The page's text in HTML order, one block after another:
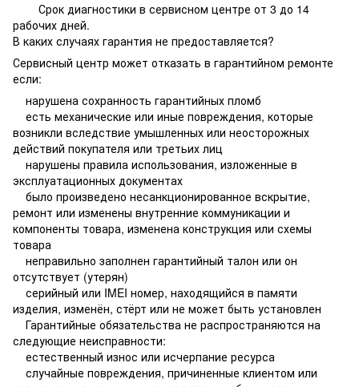
Срок диагностики в сервисном центре от 3 до 14
рабочих дней.
В каких случаях гарантия не предоставляется?
Сервисный центр может отказать в гарантийном ремонте
если:
нарушена сохранность гарантийных пломб
есть механические или иные повреждения, которые
возникли вследствие умышленных или неосторожных
действий покупателя или третьих лиц
нарушены правила использования, изложенные в
эксплуатационных документах
было произведено несанкционированное вскрытие,
ремонт или изменены внутренние коммуникации и
компоненты товара, изменена конструкция или схемы
товара
неправильно заполнен гарантийный талон или он
отсутствует (утерян)
серийный или IMEI номер, находящийся в памяти
изделия, изменён, стёрт или не может быть установлен
Гарантийные обязательства не распространяются на
следующие неисправности:
естественный износ или исчерпание ресурса
случайные повреждения, причиненные клиентом или